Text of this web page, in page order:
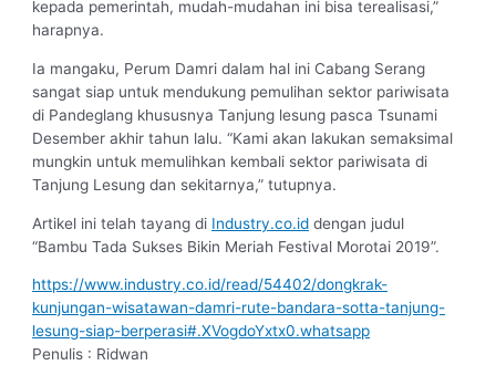
kepada pemerintah, mudah-mudahan ini bisa terealisasi,”
harapnya.
Ia mangaku, Perum Damri dalam hal ini Cabang Serang
sangat siap untuk mendukung pemulihan sektor pariwisata
di Pandeglang khususnya Tanjung lesung pasca Tsunami
Desember akhir tahun lalu. “Kami akan lakukan semaksimal
mungkin untuk memulihkan kembali sektor pariwisata di
Tanjung Lesung dan sekitarnya,” tutupnya.
Artikel ini telah tayang di Industry.co.id dengan judul
“Bambu Tada Sukses Bikin Meriah Festival Morotai 2019”.
https://www.industry.co.id/read/54402/dongkrak-
kunjungan-wisatawan-damri-rute-bandara-sotta-tanjung-
lesung-siap-berperasi#.XVogdoYxtx0.whatsapp
Penulis : Ridwan